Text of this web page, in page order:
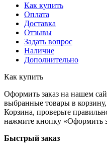
Как купить
Оплата
Доставка
Отзывы
Задать вопрос
Наличие
Дополнительно
Как купить
Оформить заказ на нашем
выбранные товары в
Корзина, проверьте
нажмите кнопку «Оформить
Быстрый заказ